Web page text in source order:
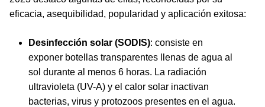
eficacia, asequibilidad, popularidad y aplicación exitosa:
Desinfección solar (SODIS): consiste en
exponer botellas transparentes llenas de agua al
sol durante al menos 6 horas. La radiación
ultravioleta (UV-A) y el calor solar inactivan
bacterias, virus y protozoos presentes en el agua.